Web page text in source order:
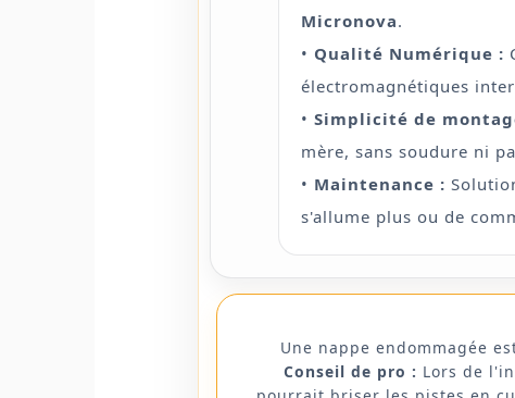
Micronova.
• Qualité Numérique :
électromagnétiques
•Simplicité de
mère, sans soudure ni
• Maintenance :
s'allume plus ou de
Une nappe endommagée
Conseil de pro : Lors de